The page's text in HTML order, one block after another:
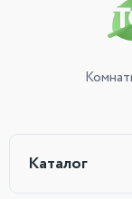
Каталог